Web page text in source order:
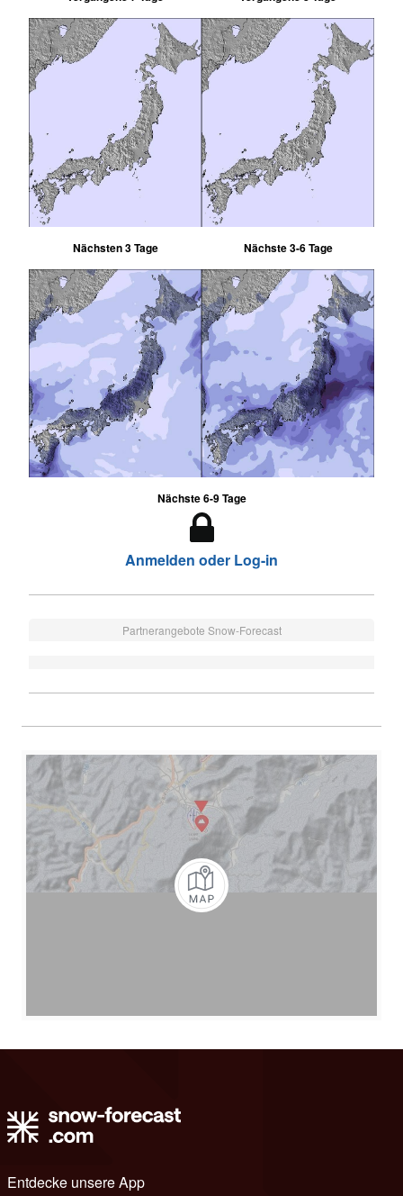
Nächsten 3 Tage Nächste 3-6 Tage
Nächste 6-9 Tage
Anmelden oder Log-in
Partnerangebote Snow-Forecast
Entdecke unsere App